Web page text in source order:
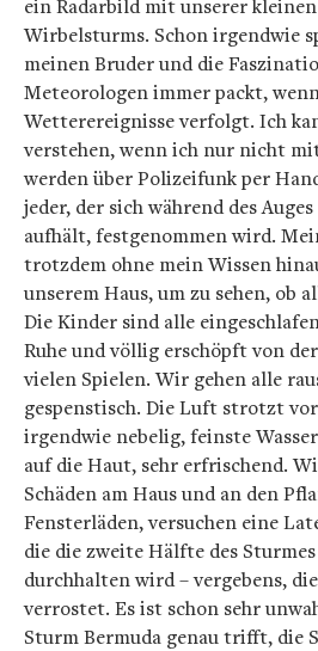
ein Radarbild mit unserer
Wirbelsturms. Schon irgendwie
meinen Bruder und die
Meteorologen immer packt,
Wetterereignisse verfolgt. Ich
verstehen, wenn ich nur nicht
werden über Polizeifunk per
jeder, der sich während des
aufhält, festgenommen wird.
trotzdem ohne mein Wissen
unserem Haus, um zu sehen, ob
Die Kinder sind alle
Ruhe und völlig erschöpft von
vielen Spielen. Wir gehen alle
gespenstisch. Die Luft strotzt
irgendwie nebelig, feinste
auf die Haut, sehr erfrischend.
Schäden am Haus und an den
Fensterläden, versuchen eine
die die zweite Hälfte des
durchhalten wird – vergebens,
verrostet. Es ist schon sehr
Sturm Bermuda genau trifft, die